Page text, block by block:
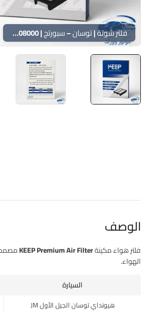
فلتر شوتة | توسان – سبورتج | KEEP | 28113-08000
الوصف
فلتر هواء مكينة KEEP Premium Air Filter
مصمم
الهواء.
السيارة
هيونداي توسان الجيل الأول JM